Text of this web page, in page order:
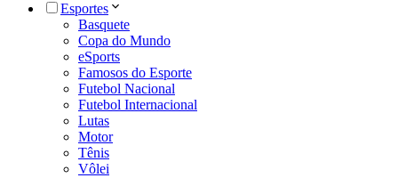
Esportes
Basquete
Copa do Mundo
eSports
Famosos do Esporte
Futebol Nacional
Futebol Internacional
Lutas
Motor
Tênis
Vôlei